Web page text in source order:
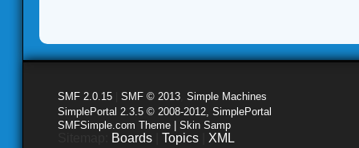
SMF 2.0.15 SMF © 2013 Simple Machines
SimplePortal 2.3.5 © 2008-2012, SimplePortal
SMFSimple.com Theme | Skin Samp
Boards Topics XML